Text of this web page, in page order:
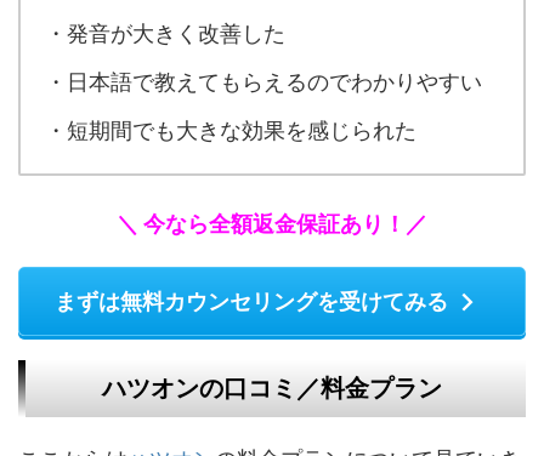
・発音が大きく改善した
・日本語で教えてもらえるのでわかりやすい
・短期間でも大きな効果を感じられた
＼ 今なら全額返金保証あり！／
まずは無料カウンセリングを受けてみる
ハツオンの口コミ／料金プラン